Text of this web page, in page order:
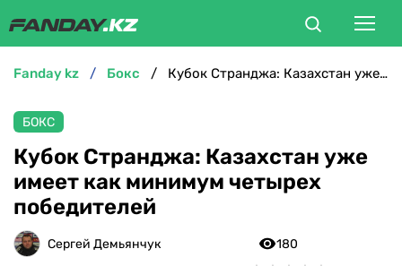
БОКС
ММА
ТЕННИС
fanday kz бокс Кубок Странджа: Казахстан уже имеет как минимум четырех победителей
БОКС
Кубок Странджа: Казахстан уже
имеет как минимум четырех
победителей
Сергей Демьянчук
180